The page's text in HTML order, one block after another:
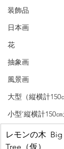
装飾品
日本画
花
抽象画
風景画
大型（縦横計150
小型’縦横計150㎝
レモンの木  Big
Tree（仮）